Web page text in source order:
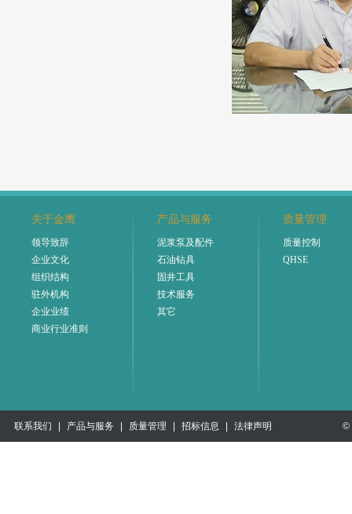
关于金鹰
领导致辞
企业文化
组织结构
驻外机构
企业业绩
商业行业准则
产品与服务
泥浆泵及配件
石油钻具
固井工具
技术服务
其它
质量管理
质量控制
QHSE
联系我们 产品与服务 质量管理 招标信息 法律声明 ©